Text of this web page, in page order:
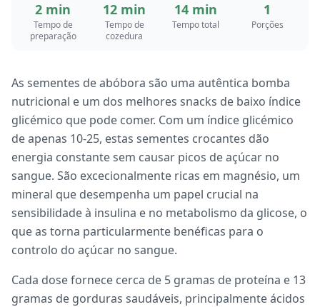
2 min
Tempo de
preparação
12 min
Tempo de
cozedura
14 min
Tempo total
1
Porções
As sementes de abóbora são uma autêntica bomba
nutricional e um dos melhores snacks de baixo índice
glicémico que pode comer. Com um índice glicémico
de apenas 10-25, estas sementes crocantes dão
energia constante sem causar picos de açúcar no
sangue. São excecionalmente ricas em magnésio, um
mineral que desempenha um papel crucial na
sensibilidade à insulina e no metabolismo da glicose, o
que as torna particularmente benéficas para o
controlo do açúcar no sangue.
Cada dose fornece cerca de 5 gramas de proteína e 13
gramas de gorduras saudáveis, principalmente ácidos